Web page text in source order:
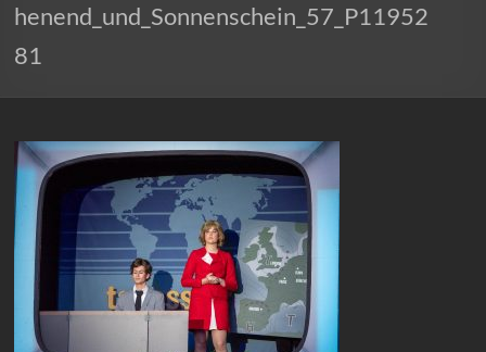
henend_und_Sonnenschein_57_P11952
81